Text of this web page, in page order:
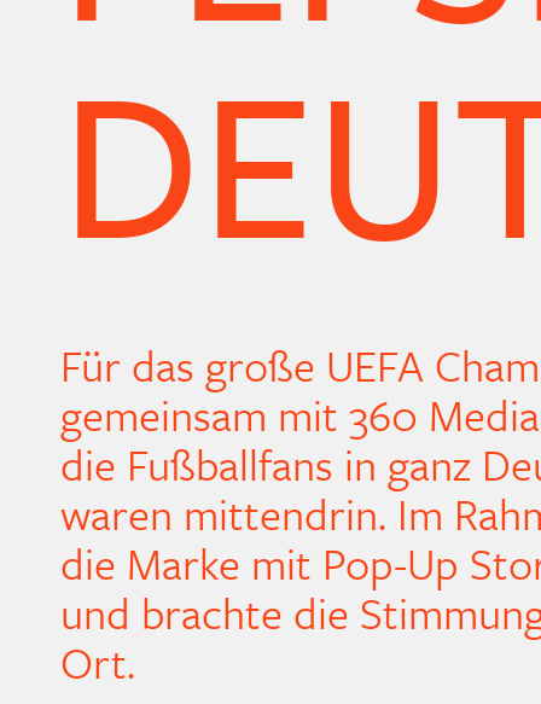
Für das große UEFA
gemeinsam mit 360
die Fußballfans in ganz
waren mittendrin. Im
die Marke mit Pop-Up
und brachte die
Ort.